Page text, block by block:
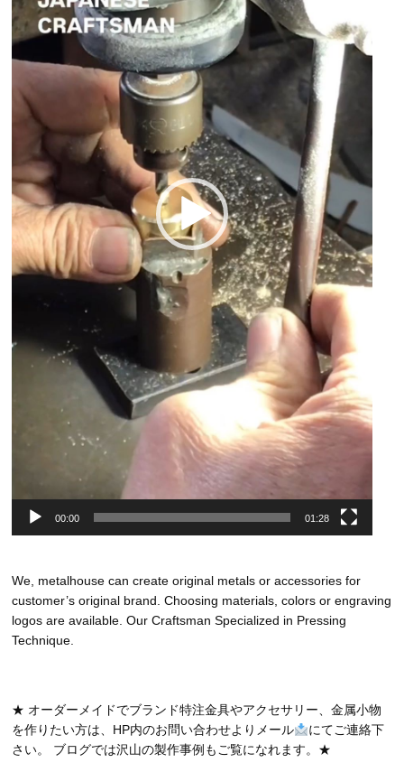
ー
00:00 01:28
We, metalhouse can create original metals or accessories for
customer’s original brand. Choosing materials, colors or engraving
logos are available. Our Craftsman Specialized in Pressing
Technique.
★ オーダーメイドでブランド特注金具やアクセサリー、金属小物
を作りたい方は、HP内のお問い合わせよりメール
にてご連絡下
さい。 ブログでは沢山の製作事例もご覧になれます。★